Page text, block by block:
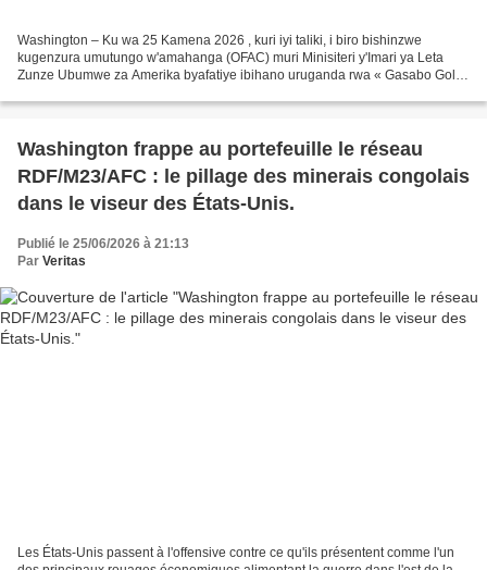
Washington – Ku wa 25 Kamena 2026 , kuri iyi taliki, i biro bishinzwe
kugenzura umutungo w'amahanga (OFAC) muri Minisiteri y'Imari ya Leta
Zunze Ubumwe za Amerika byafatiye ibihano uruganda rwa « Gasabo Gold
Washington frappe au portefeuille le réseau
RDF/M23/AFC : le pillage des minerais congolais
dans le viseur des États-Unis.
Publié le 25/06/2026 à 21:13
Par Veritas
Les États-Unis passent à l'offensive contre ce qu'ils présentent comme l'un